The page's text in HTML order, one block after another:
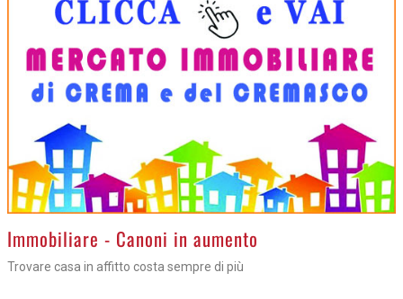
>Immobiliare - Canoni in aumento
Trovare casa in affitto costa sempre di più